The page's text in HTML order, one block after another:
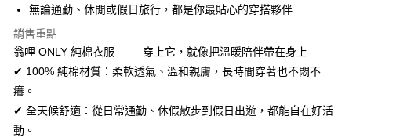
匯豐（台灣）商業銀行
華泰商業銀行
聯邦商業銀行
玉山商業銀行
星展（台灣）商業銀行
台新國際商業銀行
中國信託商業銀行
悠遊付
Google Pay
全盈+PAY
無論通勤、休閒或假日旅行，都是你最貼心的穿搭夥伴
銷售重點
翁哩 ONLY 純棉衣服 —— 穿上它，就像把溫暖陪伴帶在身上
✔ 100% 純棉材質：柔軟透氣、溫和親膚，長時間穿著也不悶不
癢。
✔ 全天候舒適：從日常通勤、休假散步到假日出遊，都能自在好活
動。